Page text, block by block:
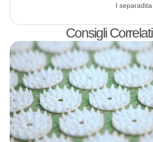
I separadita
Consigli Correlati